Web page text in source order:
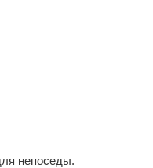
непоседы.